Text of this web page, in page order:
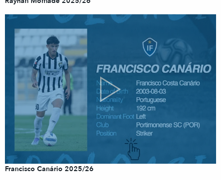
Francisco Canário 2025/26